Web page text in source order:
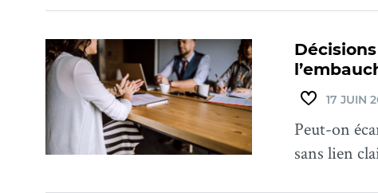
17 JUIN
Peut-on
sans lien